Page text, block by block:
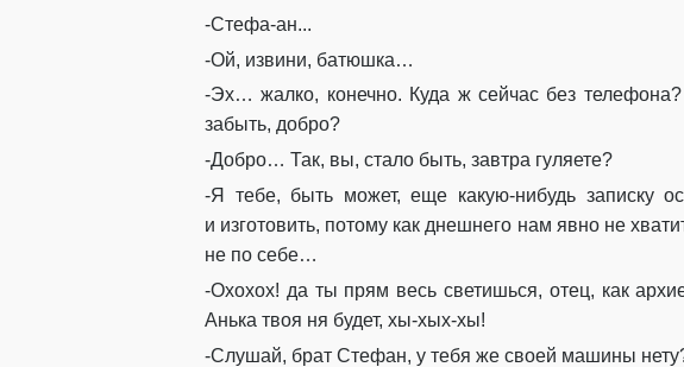
-Стефа-ан...
-Ой, извини, батюшка…
-Эх… жалко, конечно. Куда ж сейчас без телефона?
забыть, добро?
-Добро… Так, вы, стало быть, завтра гуляете?
-Я тебе, быть может, еще какую-нибудь записку
и изготовить, потому как днешнего нам явно не
не по себе…
-Охохох! да ты прям весь светишься, отец, как
Анька твоя ня будет, хы-хых-хы!
-Слушай, брат Стефан, у тебя же своей машины